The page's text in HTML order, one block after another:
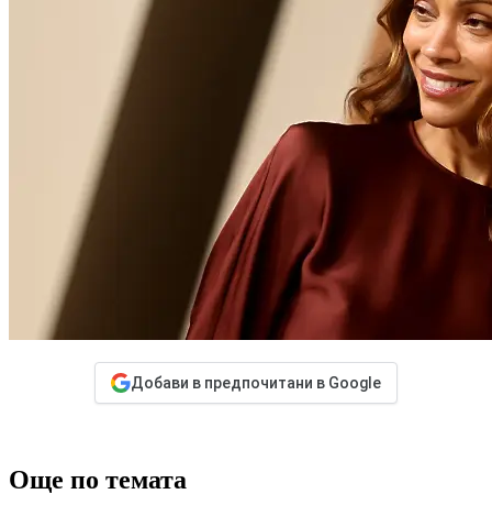
Добави в предпочитани в Google
Още по темата